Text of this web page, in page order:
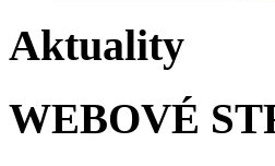
Aktuality
WEBOVÉ